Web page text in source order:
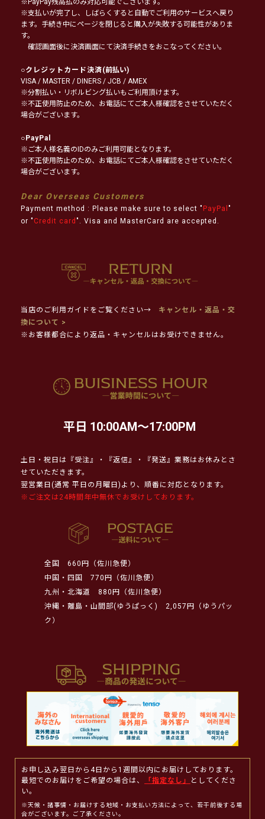
※支払いが完了し、しばらくすると自動でご利用のサービスへ戻り
ます。手続き中にページを閉じると購入が失敗する可能性がありま
す。
確認画面後に決済画面にて決済手続きをおこなってください。
○クレジットカード決済(前払い)
VISA / MASTER / DINERS / JCB / AMEX
※分割払い・リボルビング払いもご利用頂けます。
※不正使用防止のため、お電話にてご本人様確認をさせていただく
場合がございます。
○PayPal
※ご本人様名義のIDのみご利用可能となります。
※不正使用防止のため、お電話にてご本人様確認をさせていただく
場合がございます。
Dear Overseas Customers
Payment method : Please make sure to select " PayPal "
or " Credit card ". Visa and MasterCard are accepted.
当店のご利用ガイドをご覧ください→
キャンセル・返品・交
換について >
※お客様都合により返品・キャンセルはお受けできません。
平日 10:00AM～17:00PM
土日・祝日は『受注』・『返信』・『発送』業務はお休みとさ
せていただきます。
翌営業日(通常 平日の月曜日)より、順番に対応となります。
※ご注文は24時間年中無休でお受けしております。
全国
660円（佐川急便）
中国・四国
770円（佐川急便）
九州・北海道
880円（佐川急便）
沖縄・離島・山間部(ゆうぱっく)
2,057円（ゆうパッ
ク）
お申し込み翌日から4日から1週間以内にお届けしております。
最短でのお届けをご希望の場合は、
「指定なし」
としてくださ
い。
※天候・諸事情・お届けする地域・お支払い方法によって、若干前後する場
合がございます。ご了承ください。